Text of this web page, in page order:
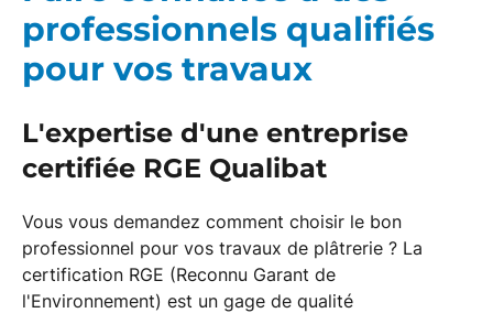
professionnels qualifiés
pour vos travaux
L'expertise d'une entreprise
certifiée RGE Qualibat
Vous vous demandez comment choisir le bon
professionnel pour vos travaux de plâtrerie ? La
certification RGE (Reconnu Garant de
l'Environnement) est un gage de qualité